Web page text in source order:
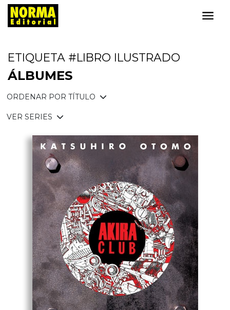
ETIQUETA #LIBRO ILUSTRADO
ÁLBUMES
ORDENAR POR TÍTULO
VER SERIES